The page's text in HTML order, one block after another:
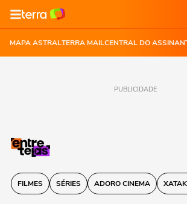
MAPA ASTRALTERRA MAILCENTRAL DO
PUBLICIDADE
FILMES SÉRIES ADORO CINEMA